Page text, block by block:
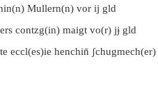
Mullern(n) vor ij gld
contzg(in) maigt vo(r) jɉ gld
eccl(es)ie henchin̄